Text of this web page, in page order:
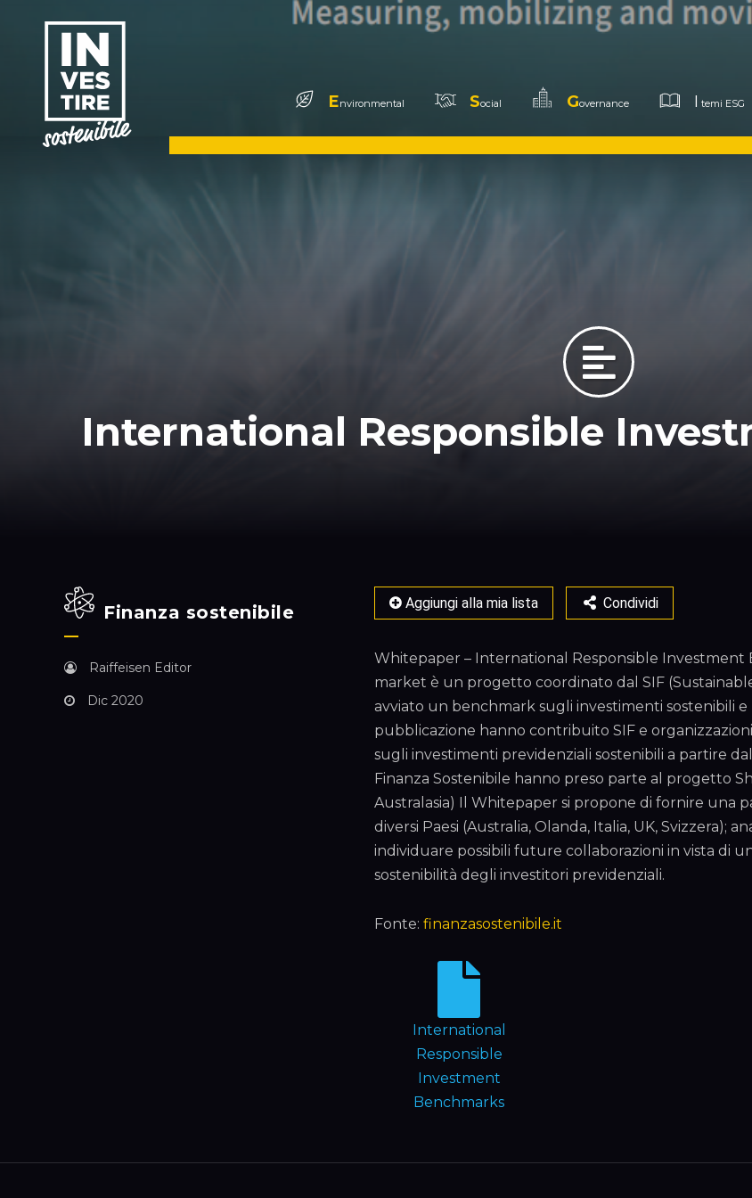
Environmental Social Governance I temi ESG
International Responsible
Aggiungi alla mia lista Condividi
Whitepaper – International Responsible
market è un progetto coordinato dal SIF
avviato un benchmark sugli investimenti sostenibili
pubblicazione hanno contribuito SIF e
sugli investimenti previdenziali sostenibili a partire
Finanza Sostenibile hanno preso parte al progetto
Australasia) Il Whitepaper si propone di fornire una
diversi Paesi (Australia, Olanda, Italia, UK, Svizzera);
individuare possibili future collaborazioni in vista di
sostenibilità degli investitori previdenziali.
Fonte: finanzasostenibile.it
International
Responsible
Investment
Benchmarks
Finanza sostenibile
Raiffeisen Editor
Dic 2020